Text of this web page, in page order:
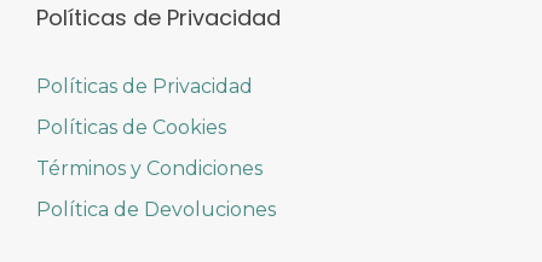
Políticas de Privacidad
Políticas de Privacidad
Políticas de Cookies
Términos y Condiciones
Política de Devoluciones